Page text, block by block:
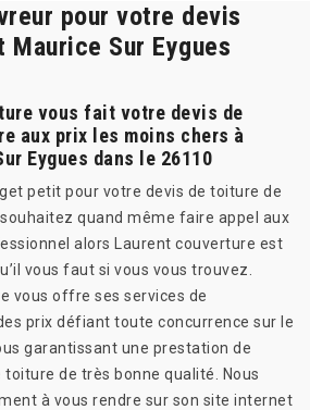
pour votre devis
Sur Eygues
vous fait votre devis de
aux prix les moins chers à
Eygues dans le 26110
petit pour votre devis de toiture de
quand même faire appel aux
alors Laurent couverture est
vous faut si vous vous trouvez.
vous offre ses services de
prix défiant toute concurrence sur le
garantissant une prestation de
de très bonne qualité. Nous
à vous rendre sur son site internet